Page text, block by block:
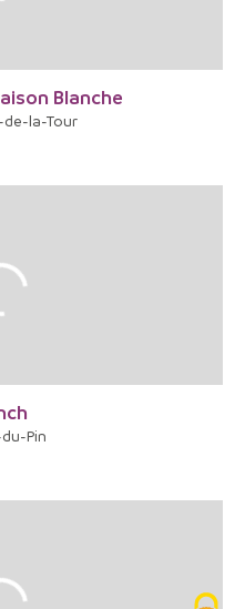
Blanche
la-Tour
Pin